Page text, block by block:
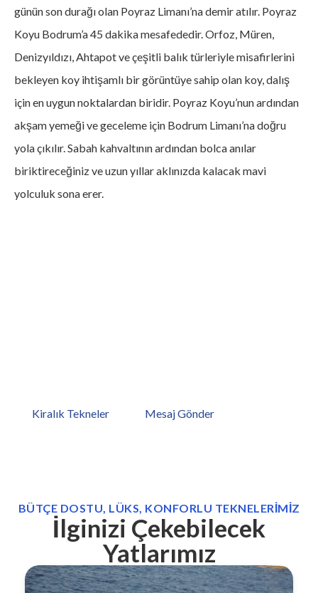
günün son durağı olan Poyraz Limanı’na demir atılır. Poyraz
Koyu Bodrum’a 45 dakika mesafededir. Orfoz, Müren,
Denizyıldızı, Ahtapot ve çeşitli balık türleriyle misafirlerini
bekleyen koy ihtişamlı bir görüntüye sahip olan koy, dalış
için en uygun noktalardan biridir. Poyraz Koyu’nun ardından
akşam yemeği ve geceleme için Bodrum Limanı’na doğru
yola çıkılır. Sabah kahvaltının ardından bolca anılar
biriktireceğiniz ve uzun yıllar aklınızda kalacak mavi
yolculuk sona erer.
Kiralık Tekneler
Mesaj Gönder
BÜTÇE DOSTU, LÜKS, KONFORLU TEKNELERIMIZ
İlginizi Çekebilecek
Yatlarımız